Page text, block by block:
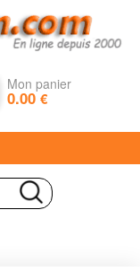
Mon panier
0.00€